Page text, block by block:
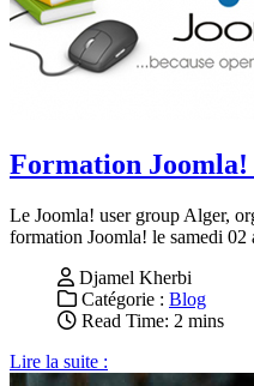
Formation Joomla!
Le Joomla! user group Alger,
formation Joomla! le samedi 02
Djamel Kherbi
Catégorie : Blog
Read Time: 2 mins
Lire la suite :